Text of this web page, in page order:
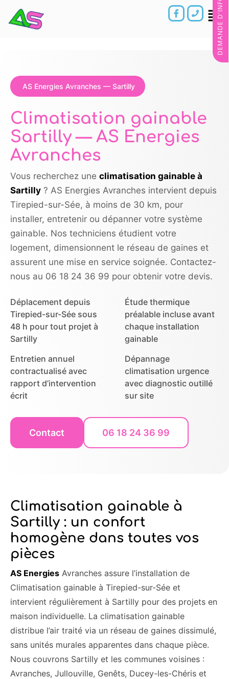
AS Energies Avranches — Sartilly
Climatisation gainable
Sartilly — AS Energies
Avranches
Vous recherchez une climatisation gainable à
Sartilly ? AS Energies Avranches intervient depuis
Tirepied-sur-Sée, à moins de 30 km, pour
installer, entretenir ou dépanner votre système
gainable. Nos techniciens étudient votre
logement, dimensionnent le réseau de gaines et
assurent une mise en service soignée. Contactez-
nous au 06 18 24 36 99 pour obtenir votre devis.
Déplacement depuis
Tirepied-sur-Sée sous
48 h pour tout projet à
Sartilly
Étude thermique
préalable incluse avant
chaque installation
gainable
Entretien annuel
contractualisé avec
rapport d’intervention
écrit
Dépannage
climatisation urgence
avec diagnostic outillé
sur site
Contact 06 18 24 36 99
Climatisation gainable à
Sartilly : un confort
homogène dans toutes vos
pièces
AS Energies Avranches assure l’installation de
Climatisation gainable à Tirepied-sur-Sée et
intervient régulièrement à Sartilly pour des projets en
maison individuelle. La climatisation gainable
distribue l’air traité via un réseau de gaines dissimulé,
sans unités murales apparentes dans chaque pièce.
Nous couvrons Sartilly et les communes voisines :
Avranches, Jullouville, Genêts, Ducey-les-Chéris et